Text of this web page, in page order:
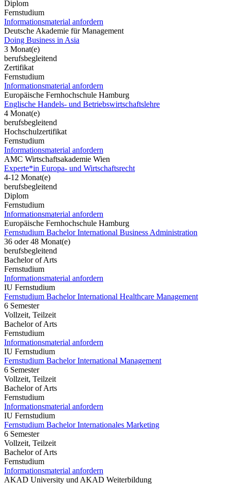
Diplom
Fernstudium
Informationsmaterial anfordern
Deutsche Akademie für Management
Doing Business in Asia
3 Monat(e)
berufsbegleitend
Zertifikat
Fernstudium
Informationsmaterial anfordern
Europäische Fernhochschule Hamburg
Englische Handels- und Betriebswirtschaftslehre
4 Monat(e)
berufsbegleitend
Hochschulzertifikat
Fernstudium
Informationsmaterial anfordern
AMC Wirtschaftsakademie Wien
Experte*in Europa- und Wirtschaftsrecht
4-12 Monat(e)
berufsbegleitend
Diplom
Fernstudium
Informationsmaterial anfordern
Europäische Fernhochschule Hamburg
Fernstudium Bachelor International Business Administration
36 oder 48 Monat(e)
berufsbegleitend
Bachelor of Arts
Fernstudium
Informationsmaterial anfordern
IU Fernstudium
Fernstudium Bachelor International Healthcare Management
6 Semester
Vollzeit, Teilzeit
Bachelor of Arts
Fernstudium
Informationsmaterial anfordern
IU Fernstudium
Fernstudium Bachelor International Management
6 Semester
Vollzeit, Teilzeit
Bachelor of Arts
Fernstudium
Informationsmaterial anfordern
IU Fernstudium
Fernstudium Bachelor Internationales Marketing
6 Semester
Vollzeit, Teilzeit
Bachelor of Arts
Fernstudium
Informationsmaterial anfordern
AKAD University und AKAD Weiterbildung